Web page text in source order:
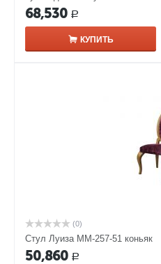
68,530 Р
КУПИТЬ
(0)
Стул Луиза ММ-257-51 коньяк
50,860 Р